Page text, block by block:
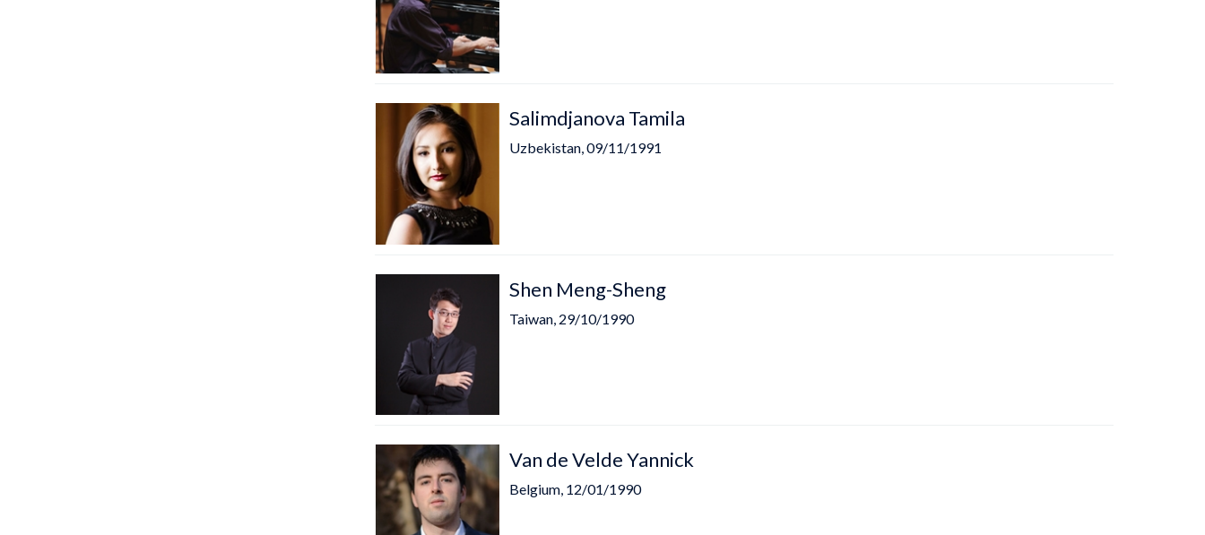
Salimdjanova Tamila
Uzbekistan, 09/11/1991
Shen Meng-Sheng
Taiwan, 29/10/1990
Van de Velde Yannick
Belgium, 12/01/1990